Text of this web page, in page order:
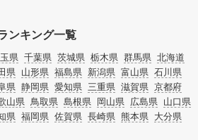
ンキング一覧
県 千葉県 茨城県 栃木県 群馬県 北海道
県 山形県 福島県 新潟県 富山県 石川県
県 静岡県 愛知県 三重県 滋賀県 京都府
山県 鳥取県 島根県 岡山県 広島県 山口県
県 福岡県 佐賀県 長崎県 熊本県 大分県